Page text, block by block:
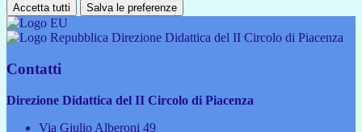
Accetta tutti Salva le preferenze
Direzione Didattica del II Circolo di Piacenza
Contatti
Direzione Didattica del II Circolo di Piacenza
Via Giulio Alberoni 49